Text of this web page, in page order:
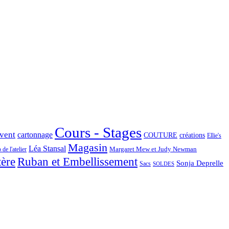
cartonnage Cours - Stages COUTURE créations Ellie's
de l'atelier Léa Stansal Magasin Margaret Mew et Judy Newman
Ruban et Embellissement Sacs SOLDES Sonja Deprelle